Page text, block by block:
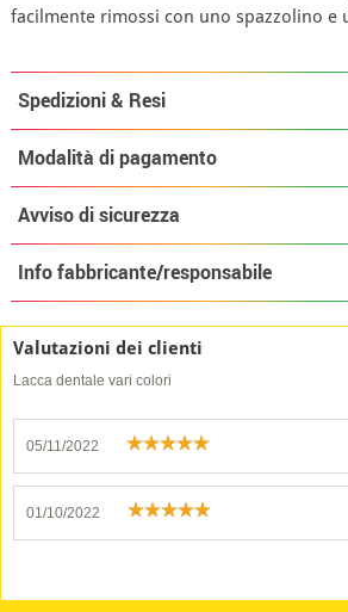
facilmente rimossi con uno spazzolino e
Spedizioni & Resi
Modalità di pagamento
Avviso di sicurezza
Info fabbricante/responsabile
Valutazioni dei clienti
Lacca dentale vari colori
05/11/2022
01/10/2022